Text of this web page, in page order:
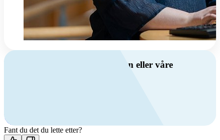
Har du spørsmål om ventilasjon eller våre
Kontakt oss
Fant du det du lette etter?